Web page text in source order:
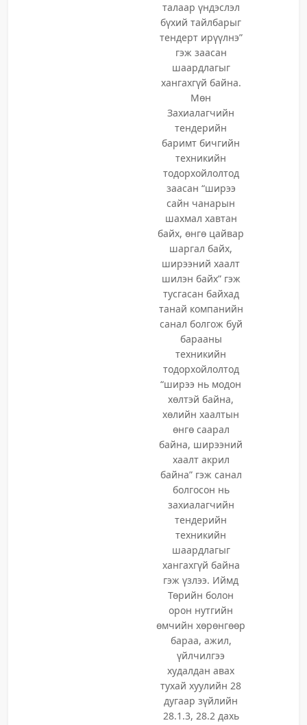
талаар үндэслэл
бүхий тайлбарыг
тендерт ирүүлнэ”
гэж заасан
шаардлагыг
хангахгүй байна.
Мөн
Захиалагчийн
тендерийн
баримт бичгийн
техникийн
тодорхойлолтод
заасан “ширээ
сайн чанарын
шахмал хавтан
байх, өнгө цайвар
шаргал байх,
ширээний хаалт
шилэн байх” гэж
тусгасан байхад
танай компанийн
санал болгож буй
барааны
техникийн
тодорхойлолтод
“ширээ нь модон
хөлтэй байна,
хөлийн хаалтын
өнгө саарал
байна, ширээний
хаалт акрил
байна” гэж санал
болгосон нь
захиалагчийн
тендерийн
техникийн
шаардлагыг
хангахгүй байна
гэж үзлээ. Иймд
Төрийн болон
орон нутгийн
өмчийн хөрөнгөөр
бараа, ажил,
үйлчилгээ
худалдан авах
тухай хуулийн 28
дугаар зүйлийн
28.1.3, 28.2 дахь